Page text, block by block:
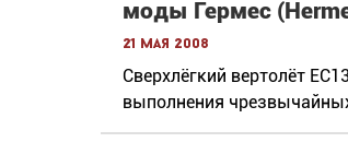
моды Гермес
21 мая 2008
Сверхлёгкий вертолёт
выполнения